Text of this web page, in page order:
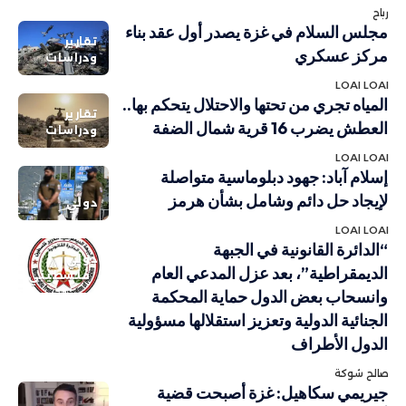
رباح
تقارير
ودراسات
مجلس السلام في غزة يصدر أول عقد بناء
مركز عسكري
LOAI LOAI
تقارير
ودراسات
المياه تجري من تحتها والاحتلال يتحكم بها..
العطش يضرب 16 قرية شمال الضفة
LOAI LOAI
دولي
إسلام آباد: جهود دبلوماسية متواصلة
لإيجاد حل دائم وشامل بشأن هرمز
LOAI LOAI
دولي
فلسطيني
“الدائرة القانونية في الجبهة
الديمقراطية”، بعد عزل المدعي العام
وانسحاب بعض الدول حماية المحكمة
الجنائية الدولية وتعزيز استقلالها مسؤولية
الدول الأطراف
صالح شوكة
جيريمي سكاهيل: غزة أصبحت قضية